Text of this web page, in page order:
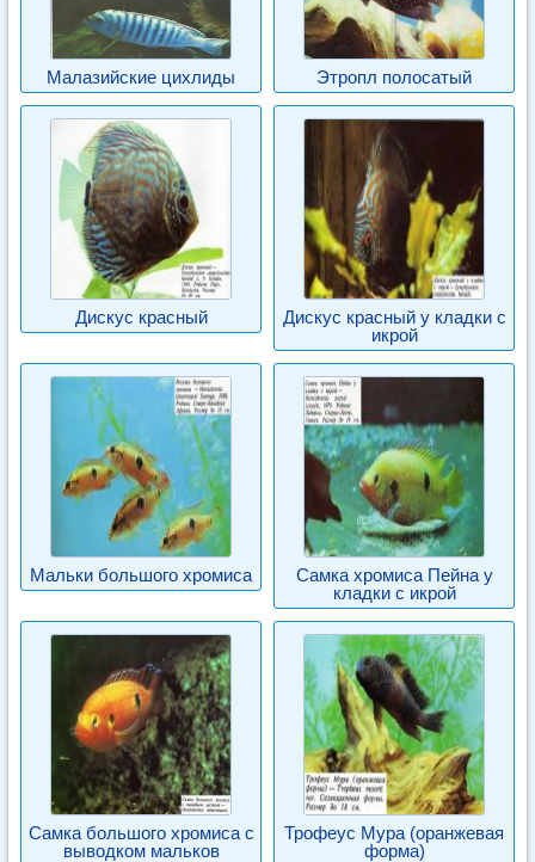
Малазийские цихлиды Этропл полосатый
Дискус красный
Дискус красный у кладки с
икрой
Мальки большого хромиса
Самка хромиса Пейна у
кладки с икрой
Самка большого хромиса с
выводком мальков
Трофеус Мура (оранжевая
форма)